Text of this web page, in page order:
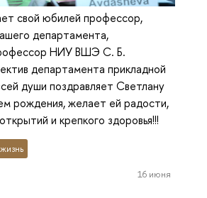
свой юбилей профессор,
департамента,
НИУ ВШЭ С. Б.
департамента прикладной
души поздравляет Светлану
рождения, желает ей радости,
и крепкого здоровья!!!
16 июня